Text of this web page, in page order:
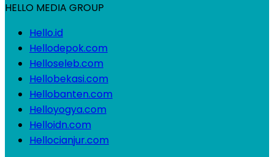
HELLO MEDIA GROUP
Hello.id
Hellodepok.com
Helloseleb.com
Hellobekasi.com
Hellobanten.com
Helloyogya.com
Helloidn.com
Hellocianjur.com